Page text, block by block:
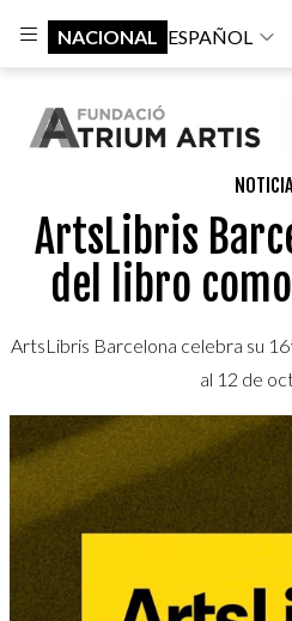
NACIONAL ESPAÑOL
ArtsLibris
del libro
ArtsLibris Barcelona celebra su
al 12 de